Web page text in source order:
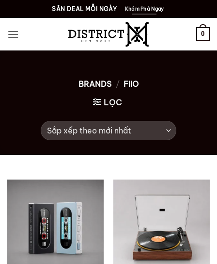
qua
nội
SĂN DEAL MỖI NGÀY Khám Phá Ngay
0
BRANDS / FIIO
LỌC